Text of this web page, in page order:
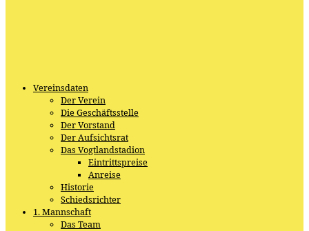
Vereinsdaten
Der Verein
Die Geschäftsstelle
Der Vorstand
Der Aufsichtsrat
Das Vogtlandstadion
Eintrittspreise
Anreise
Historie
Schiedsrichter
1. Mannschaft
Das Team